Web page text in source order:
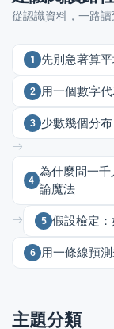
Education
從認識資料，一路
1 先別急著算
2 用一個數字
3 少數幾個分
4
為什麼問一
論魔法
5 假設檢定
6 用一條線預
主題分類